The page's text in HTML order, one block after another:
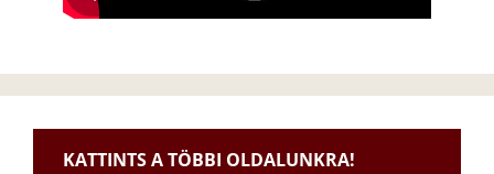
KATTINTS A TÖBBI OLDALUNKRA!